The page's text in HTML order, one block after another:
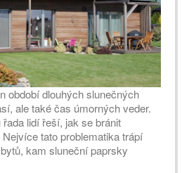
období dlouhých slunečných
ale také čas úmorných veder.
lidí řeší, jak se bránit
tato problematika trápí
kam sluneční paprsky